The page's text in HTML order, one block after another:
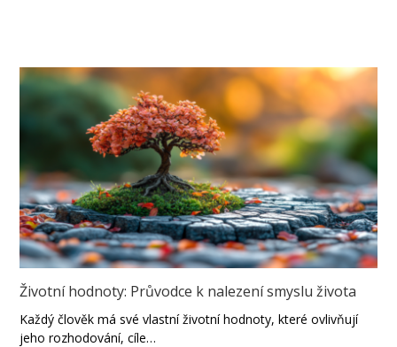
Životní hodnoty: Průvodce k nalezení smyslu života
Každý člověk má své vlastní životní hodnoty, které ovlivňují
jeho rozhodování, cíle…